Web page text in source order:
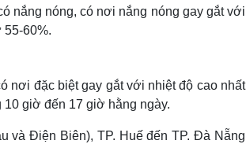
nắng nóng, có nơi nắng nóng gay gắt với
55-60%.
nơi đặc biệt gay gắt với nhiệt độ cao nhất
10 giờ đến 17 giờ hằng ngày.
và Điện Biên), TP. Huế đến TP. Đà Nẵng